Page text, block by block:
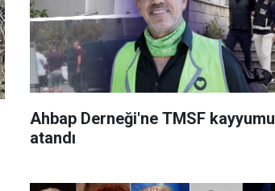
Ahbap Derneği'ne TMSF kayyumu
atandı